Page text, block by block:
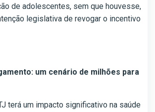
de adolescentes, sem que houvesse,
legislativa de revogar o incentivo
um cenário de milhões para
terá um impacto significativo na saúde